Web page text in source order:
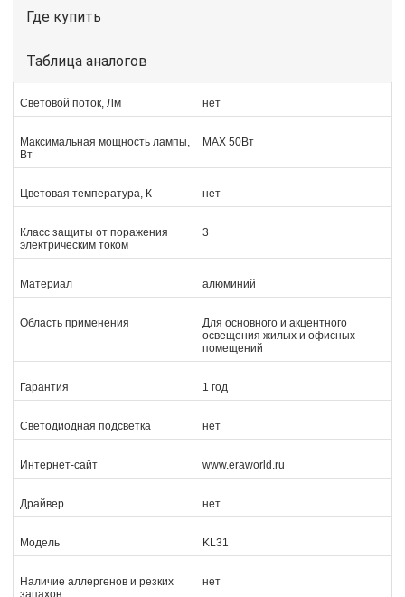
Где купить
Таблица аналогов
Световой поток, Лм нет
Максимальная мощность лампы,
Вт
MAX 50Вт
Цветовая температура, К нет
Класс защиты от поражения
электрическим током
3
Материал алюминий
Область применения
Для основного и акцентного
освещения жилых и офисных
помещений
Гарантия 1 год
Светодиодная подсветка нет
Интернет-сайт www.eraworld.ru
Драйвер нет
Модель KL31
Наличие аллергенов и резких
запахов
нет